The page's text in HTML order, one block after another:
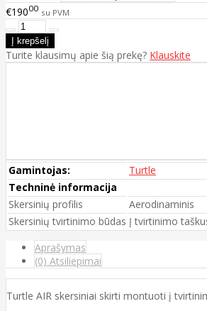
€19000 su PVM
Turite klausimų apie šią prekę? Klauskite
Gamintojas:
Turtle
Techninė informacija
Skersinių profilis
Aerodinaminis
Skersinių tvirtinimo būdas Į tvirtinimo
Aprašymas
(0) Atsiliepimai
Turtle AIR skersiniai skirti montuoti į